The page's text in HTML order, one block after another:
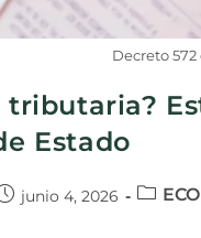
Decreto 572
Estado
junio 4, 2026